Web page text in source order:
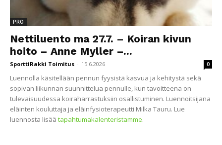
PRO
Nettiluento ma 27.7. – Koiran kivun
hoito – Anne Myller –...
SporttiRakki Toimitus - 15.6.2026 0
Luennolla käsitellään pennun fyysistä kasvua ja kehitystä sekä
sopivan liikunnan suunnittelua pennulle, kun tavoitteena on
tulevaisuudessa koiraharrastuksiin osallistuminen. Luennoitsijana
eläinten kouluttaja ja eläinfysioterapeutti Milka Tauru. Lue
luennosta lisää tapahtumakalenteristamme.